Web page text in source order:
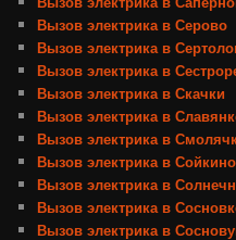
Вызов электрика в Серово
Вызов электрика в
Вызов электрика в
Вызов электрика в Скачки
Вызов электрика в
Вызов электрика в
Вызов электрика в Сойкино
Вызов электрика в
Вызов электрика в
Вызов электрика в